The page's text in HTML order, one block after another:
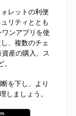
レットの利便
リティととも
ンアプリを使
、複数のチェ
産の購入、ス
を下し、より
しましょう。